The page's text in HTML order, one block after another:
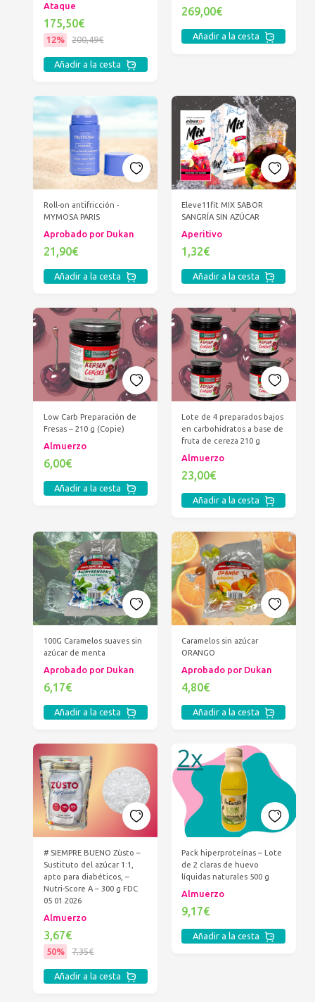
Ataque
175,50€
12% 200,49€
Añadir a la cesta
269,00€
Añadir a la cesta
Roll-on antifricción -
MYMOSA PARIS
Aprobado por Dukan
21,90€
Añadir a la cesta
Eleve11fit MIX SABOR
SANGRÍA SIN AZÚCAR
Aperitivo
1,32€
Añadir a la cesta
Low Carb Preparación de
Fresas – 210 g (Copie)
Almuerzo
6,00€
Añadir a la cesta
Lote de 4 preparados bajos
en carbohidratos a base de
fruta de cereza 210 g
Almuerzo
23,00€
Añadir a la cesta
100G Caramelos suaves sin
azúcar de menta
Aprobado por Dukan
6,17€
Añadir a la cesta
Caramelos sin azúcar
ORANGO
Aprobado por Dukan
4,80€
Añadir a la cesta
# SIEMPRE BUENO Zùsto –
Sustituto del azúcar 1:1,
apto para diabéticos, –
Nutri-Score A – 300 g FDC
05 01 2026
Almuerzo
3,67€
50% 7,35€
Añadir a la cesta
Pack hiperproteínas – Lote
de 2 claras de huevo
líquidas naturales 500 g
Almuerzo
9,17€
Añadir a la cesta